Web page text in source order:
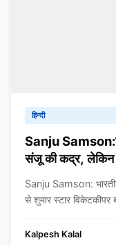
हिन्दी
Sanju
संजू की कद्र, लेकिन
Sanju Samson:
से शुमार स्टार विकेटकीपर
Kalpesh Kalal